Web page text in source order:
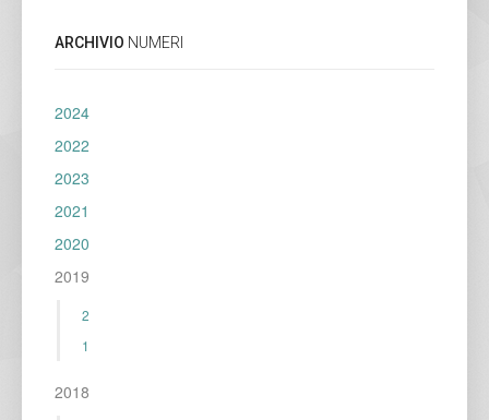
ARCHIVIO NUMERI
2024
2022
2023
2021
2020
2019
2
1
2018